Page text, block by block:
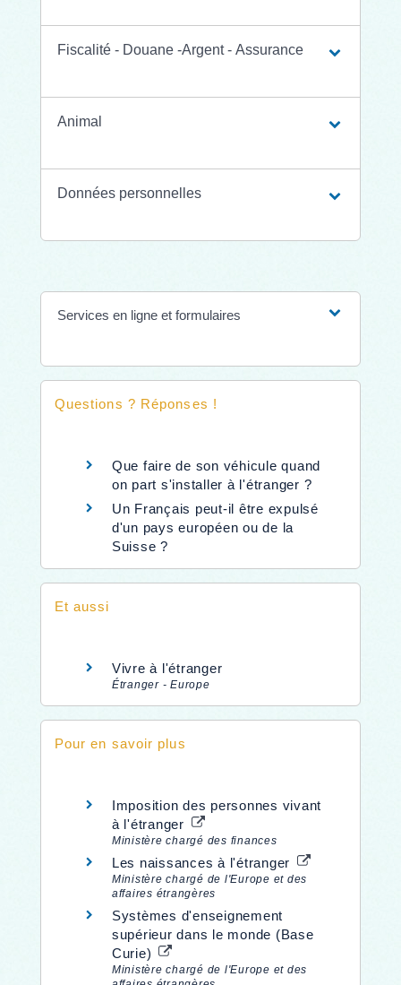
Fiscalité - Douane -Argent - Assurance
Animal
Données personnelles
Services en ligne et formulaires
Questions ? Réponses !
Que faire de son véhicule quand
on part s'installer à l'étranger ?
Un Français peut-il être expulsé
d'un pays européen ou de la
Suisse ?
Et aussi
Vivre à l'étranger
Étranger - Europe
Pour en savoir plus
Imposition des personnes vivant
à l'étranger
Ministère chargé des finances
Les naissances à l'étranger
Ministère chargé de l'Europe et des
affaires étrangères
Systèmes d'enseignement
supérieur dans le monde (Base
Curie)
Ministère chargé de l'Europe et des